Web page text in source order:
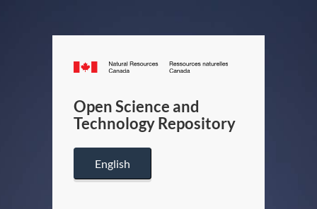
Canada.ca
/
Canada
Open Science and
Technology Repository
English